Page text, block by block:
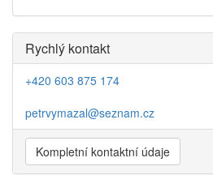
Rychlý kontakt
+420 603 875 174
petrvymazal@seznam.cz
Kompletní kontaktní údaje